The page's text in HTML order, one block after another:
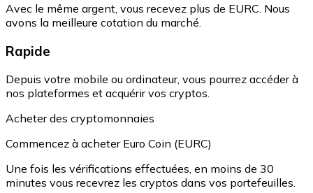
Avec le même argent, vous recevez plus de EURC. Nous
avons la meilleure cotation du marché.
Rapide
Depuis votre mobile ou ordinateur, vous pourrez accéder à
nos plateformes et acquérir vos cryptos.
Acheter des cryptomonnaies
Commencez à acheter Euro Coin (EURC)
Une fois les vérifications effectuées, en moins de 30
minutes vous recevrez les cryptos dans vos portefeuilles.